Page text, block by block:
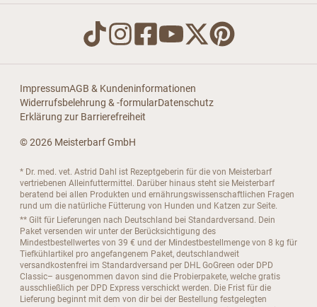
ImpressumAGB & Kundeninformationen
Widerrufsbelehrung & -formularDatenschutz
Erklärung zur Barrierefreiheit
© 2026 Meisterbarf GmbH
* Dr. med. vet. Astrid Dahl ist Rezeptgeberin für die von Meisterbarf
vertriebenen Alleinfuttermittel. Darüber hinaus steht sie Meisterbarf
beratend bei allen Produkten und ernährungswissenschaftlichen Fragen
rund um die natürliche Fütterung von Hunden und Katzen zur Seite.
** Gilt für Lieferungen nach Deutschland bei Standardversand. Dein
Paket versenden wir unter der Berücksichtigung des
Mindestbestellwertes von 39 € und der Mindestbestellmenge von 8 kg für
Tiefkühlartikel pro angefangenem Paket, deutschlandweit
versandkostenfrei im Standardversand per DHL GoGreen oder DPD
Classic– ausgenommen davon sind die Probierpakete, welche gratis
ausschließlich per DPD Express verschickt werden. Die Frist für die
Lieferung beginnt mit dem von dir bei der Bestellung festgelegten